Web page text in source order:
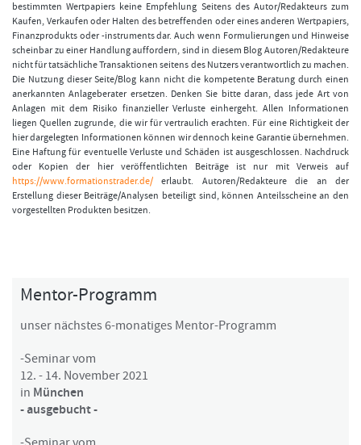
bestimmten Wertpapiers keine Empfehlung Seitens des Autor/Redakteurs zum
Kaufen, Verkaufen oder Halten des betreffenden oder eines anderen Wertpapiers,
Finanzprodukts oder -instruments dar. Auch wenn Formulierungen und Hinweise
scheinbar zu einer Handlung auffordern, sind in diesem Blog Autoren/Redakteure
nicht für tatsächliche Transaktionen seitens des Nutzers verantwortlich zu machen.
Die Nutzung dieser Seite/Blog kann nicht die kompetente Beratung durch einen
anerkannten Anlageberater ersetzen. Denken Sie bitte daran, dass jede Art von
Anlagen mit dem Risiko finanzieller Verluste einhergeht. Allen Informationen
liegen Quellen zugrunde, die wir für vertraulich erachten. Für eine Richtigkeit der
hier dargelegten Informationen können wir dennoch keine Garantie übernehmen.
Eine Haftung für eventuelle Verluste und Schäden ist ausgeschlossen. Nachdruck
oder Kopien der hier veröffentlichten Beiträge ist nur mit Verweis auf
https://www.formationstrader.de/ erlaubt. Autoren/Redakteure die an der
Erstellung dieser Beiträge/Analysen beteiligt sind, können Anteilsscheine an den
vorgestellten Produkten besitzen.
Mentor-Programm
unser nächstes 6-monatiges Mentor-Programm
-Seminar vom
12. - 14. November 2021
in München
- ausgebucht -